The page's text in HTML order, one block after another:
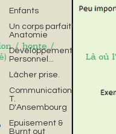
Enfants
Un corps parfait!
Anatomie
Développement
Personnel...
Lâcher prise.
Communication
T.
D'Ansembourg
Epuisement &
Burnt out